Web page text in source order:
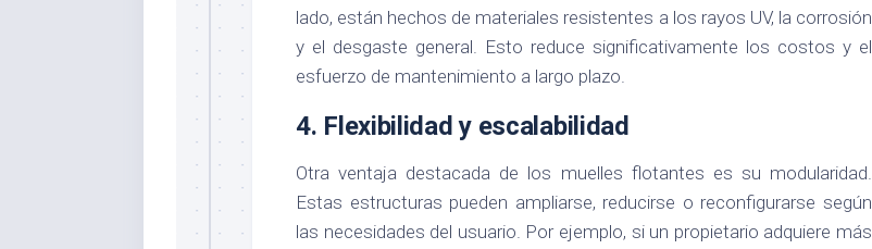
lado, están hechos de materiales resistentes a los rayos UV, la corrosión
y el desgaste general. Esto reduce significativamente los costos y el
esfuerzo de mantenimiento a largo plazo.
4. Flexibilidad y escalabilidad
Otra ventaja destacada de los muelles flotantes es su modularidad.
Estas estructuras pueden ampliarse, reducirse o reconfigurarse según
las necesidades del usuario. Por ejemplo, si un propietario adquiere más